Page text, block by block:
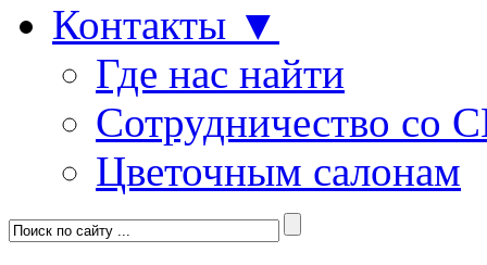
Контакты ▼
Где нас найти
Сотрудничество со
Цветочным салонам